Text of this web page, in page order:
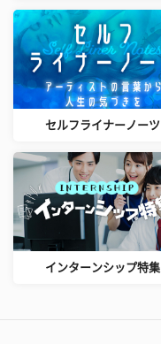
セルフライナーノーツ
インターンシップ特集